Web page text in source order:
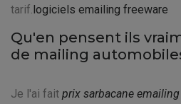
tarif.logiciels emailing freeware
Qu'en pensent ils
de mailing
Je l'ai fait prix sarbacane emailing